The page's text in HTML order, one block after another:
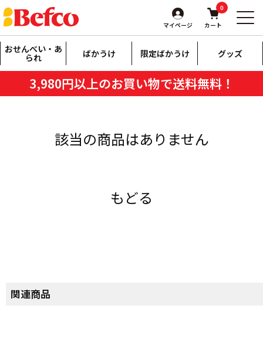
マイページ カート
0
おせんべい・あ
られ ばかうけ 限定ばかうけ グッズ
3,980円以上のお買い物で送料無料！
該当の商品はありません
もどる
関連商品